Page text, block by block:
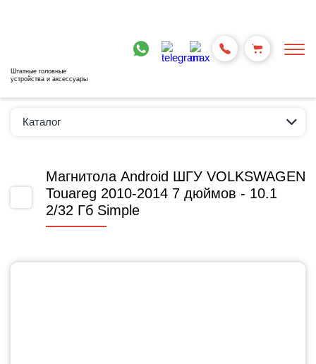
Штатные головные
устройства и аксессуары
Каталог
Магнитола Android ШГУ VOLKSWAGEN
Touareg 2010-2014 7 дюймов - 10.1
2/32 Гб Simple